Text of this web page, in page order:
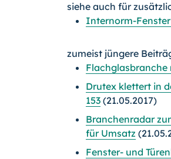
siehe auch für
Internorm-
zumeist jüngere
Flachglasbranche
Drutex klettert in
153 (21.05.2017)
Branchenradar
für Umsatz
Fenster- und